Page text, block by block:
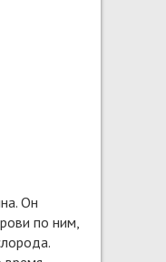
Он
по ним,